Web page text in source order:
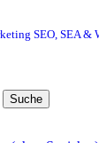
SEO, SEA &
Suche